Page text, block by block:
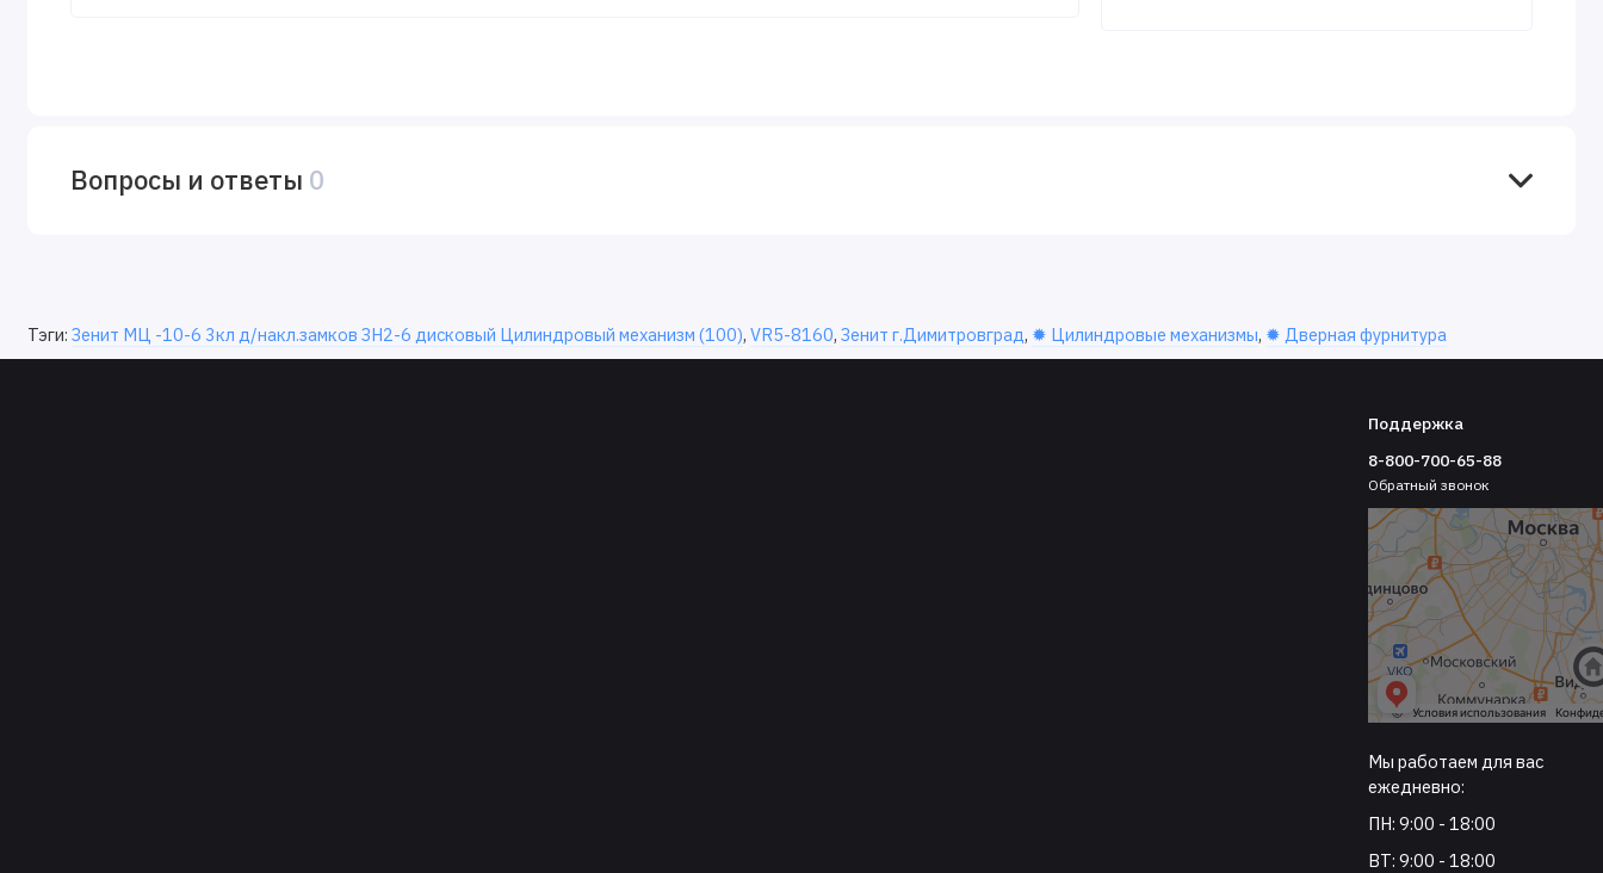
Вопросы и ответы 0
Тэги: Зенит МЦ -10-6 3кл д/накл.замков ЗН2-6 дисковый Цилиндровый механизм (100), VR5-8160, Зенит г.Димитровград, ✹ Цилиндровые механизмы, ✹ Дверная фурнитура
Поддержка
8-800-700-65-88
Обратный звонок
Мы работаем для вас
ежедневно:
ПН: 9:00 - 18:00
ВТ: 9:00 - 18:00